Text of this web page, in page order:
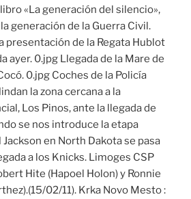
«La generación del silencio»,
generación de la Guerra Civil.
presentación de la Regata Hublot
ayer. 0.jpg Llegada de la Mare de
0.jpg Coches de la Policía
la zona cercana a la
Los Pinos, ante la llegada de
se nos introduce la etapa
en North Dakota se pasa
a los Knicks. Limoges CSP
Hite (Hapoel Holon) y Ronnie
02/11). Krka Novo Mesto :